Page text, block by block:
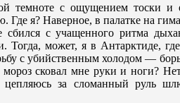
темноте с ощущением тоски и
Где я? Наверное, в палатке на
с учащенного ритма
может, я в Антарктиде,
с убийственным холодом —
сковал мне руки и ноги?
за сломанный руль